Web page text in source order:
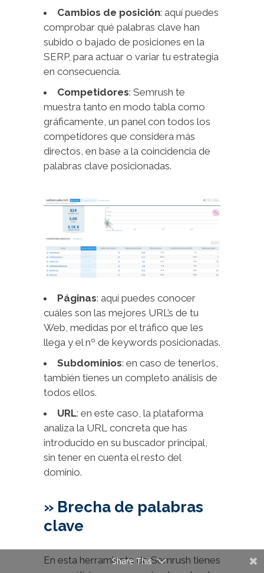
Cambios de posición: aquí puedes
comprobar qué palabras clave han
subido o bajado de posiciones en la
SERP, para actuar o variar tu estrategia
en consecuencia.
Competidores: Semrush te
muestra tanto en modo tabla como
gráficamente, un panel con todos los
competidores que considera más
directos, en base a la coincidencia de
palabras clave posicionadas.
Páginas: aquí puedes conocer
cuáles son las mejores URL’s de tu
Web, medidas por el tráfico que les
llega y el nº de keywords posicionadas.
Subdominios: en caso de tenerlos,
también tienes un completo análisis de
todos ellos.
URL: en este caso, la plataforma
analiza la URL concreta que has
introducido en su buscador principal,
sin tener en cuenta el resto del
dominio.
» Brecha de palabras
clave
En esta herramienta de Semrush tienes
Share This